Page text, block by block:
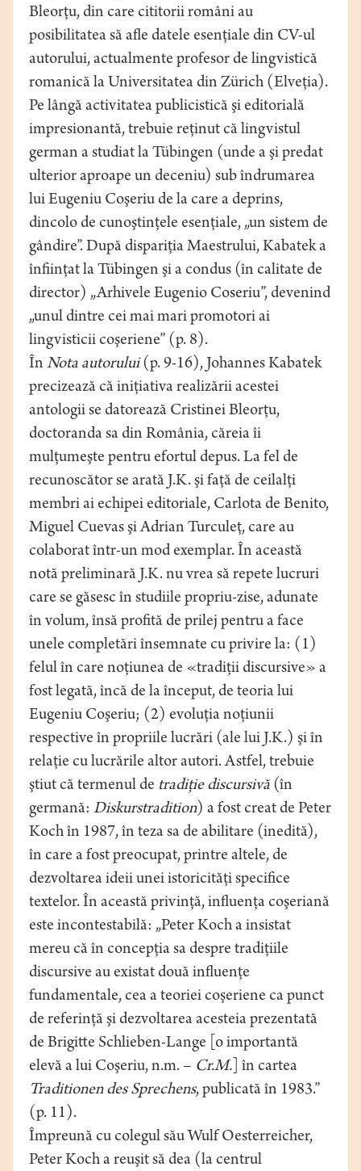
Bleorţu, din care cititorii români au
posibilitatea să afle datele esenţiale din CV-ul
autorului, actualmente profesor de lingvistică
romanică la Universitatea din Zürich (Elveţia).
Pe lângă activitatea publicistică şi editorială
impresionantă, trebuie reţinut că lingvistul
german a studiat la Tübingen (unde a şi predat
ulterior aproape un deceniu) sub îndrumarea
lui Eugeniu Coşeriu de la care a deprins,
dincolo de cunoştinţele esenţiale, „un sistem de
gândire”. După dispariţia Maestrului, Kabatek a
înfiinţat la Tübingen şi a condus (în calitate de
director) „Arhivele Eugenio Coseriu”, devenind
„unul dintre cei mai mari promotori ai
lingvisticii coşeriene” (p. 8).
În Nota autorului(p. 9-16), Johannes Kabatek
precizează că iniţiativa realizării acestei
antologii se datorează Cristinei Bleorţu,
doctoranda sa din România, căreia îi
mulţumeşte pentru efortul depus. La fel de
recunoscător se arată J.K. şi faţă de ceilalţi
membri ai echipei editoriale, Carlota de Benito,
Miguel Cuevas şi Adrian Turculeţ, care au
colaborat într-un mod exemplar. În această
notă preliminară J.K. nu vrea să repete lucruri
care se găsesc în studiile propriu-zise, adunate
în volum, însă profită de prilej pentru a face
unele completări însemnate cu privire la: (1)
felul în care noţiunea de «tradiţii discursive» a
fost legată, încă de la început, de teoria lui
Eugeniu Coşeriu; (2) evoluţia noţiunii
respective în propriile lucrări (ale lui J.K.) şi în
relaţie cu lucrările altor autori. Astfel, trebuie
ştiut că termenul de tradiţie discursivă (în
germană: Diskurstradition) a fost creat de Peter
Koch în 1987, în teza sa de abilitare (inedită),
în care a fost preocupat, printre altele, de
dezvoltarea ideii unei istoricităţi specifice
textelor. În această privinţă, influenţa coşeriană
este incontestabilă: „Peter Koch a insistat
mereu că în concepţia sa despre tradiţiile
discursive au existat două influenţe
fundamentale, cea a teoriei coşeriene ca punct
de referinţă şi dezvoltarea acesteia prezentată
de Brigitte Schlieben-Lange [o importantă
elevă a lui Coşeriu, n.m. – Cr.M.] în cartea
Traditionen des Sprechens, publicată în 1983.”
(p. 11).
Împreună cu colegul său Wulf Oesterreicher,
Peter Koch a reuşit să dea (la centrul